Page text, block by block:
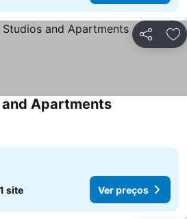
Partilhar
Apartments
1 site Ver preços